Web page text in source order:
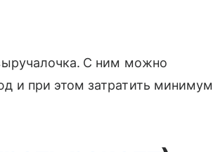
С ним можно
и при этом затратить минимум